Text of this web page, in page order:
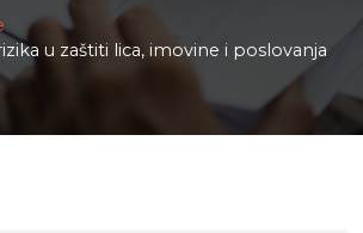
u zaštiti lica, imovine i poslovanja